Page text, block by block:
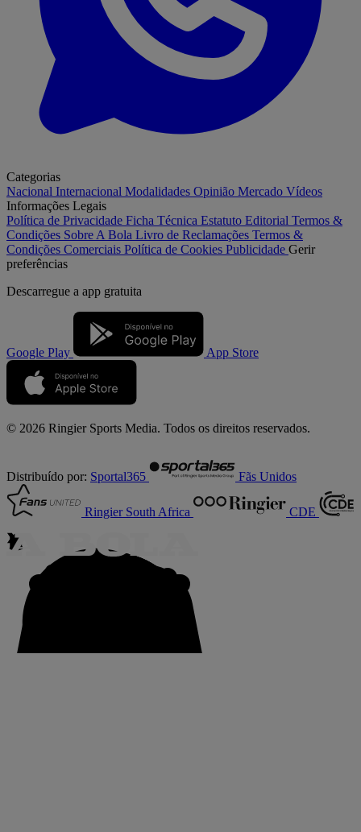
Categorias
Nacional Internacional Modalidades Opinião Mercado Vídeos
Informações Legais
Política de Privacidade Ficha Técnica Estatuto Editorial Termos &
Condições Sobre A Bola Livro de Reclamações Termos &
Condições Comerciais Política de Cookies Publicidade Gerir
preferências
Descarregue a app gratuita
Google Play App Store
© 2026 Ringier Sports Media. Todos os direitos reservados.
Distribuído por: Sportal365 Fãs Unidos
Ringier South Africa CDE